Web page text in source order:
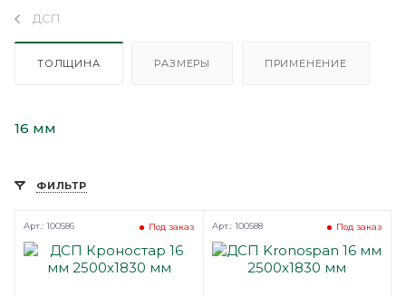
ДСП
ТОЛЩИНА РАЗМЕРЫ ПРИМЕНЕНИЕ
16 мм
ФИЛЬТР
Под заказ
Арт.: 100586 Под заказ
Арт.: 100588